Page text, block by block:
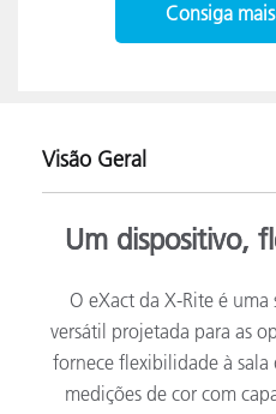
Consiga
Visão Geral
Um dispositivo,
O eXact da X-Rite é
versátil projetada para as
fornece flexibilidade à sala
medições de cor com